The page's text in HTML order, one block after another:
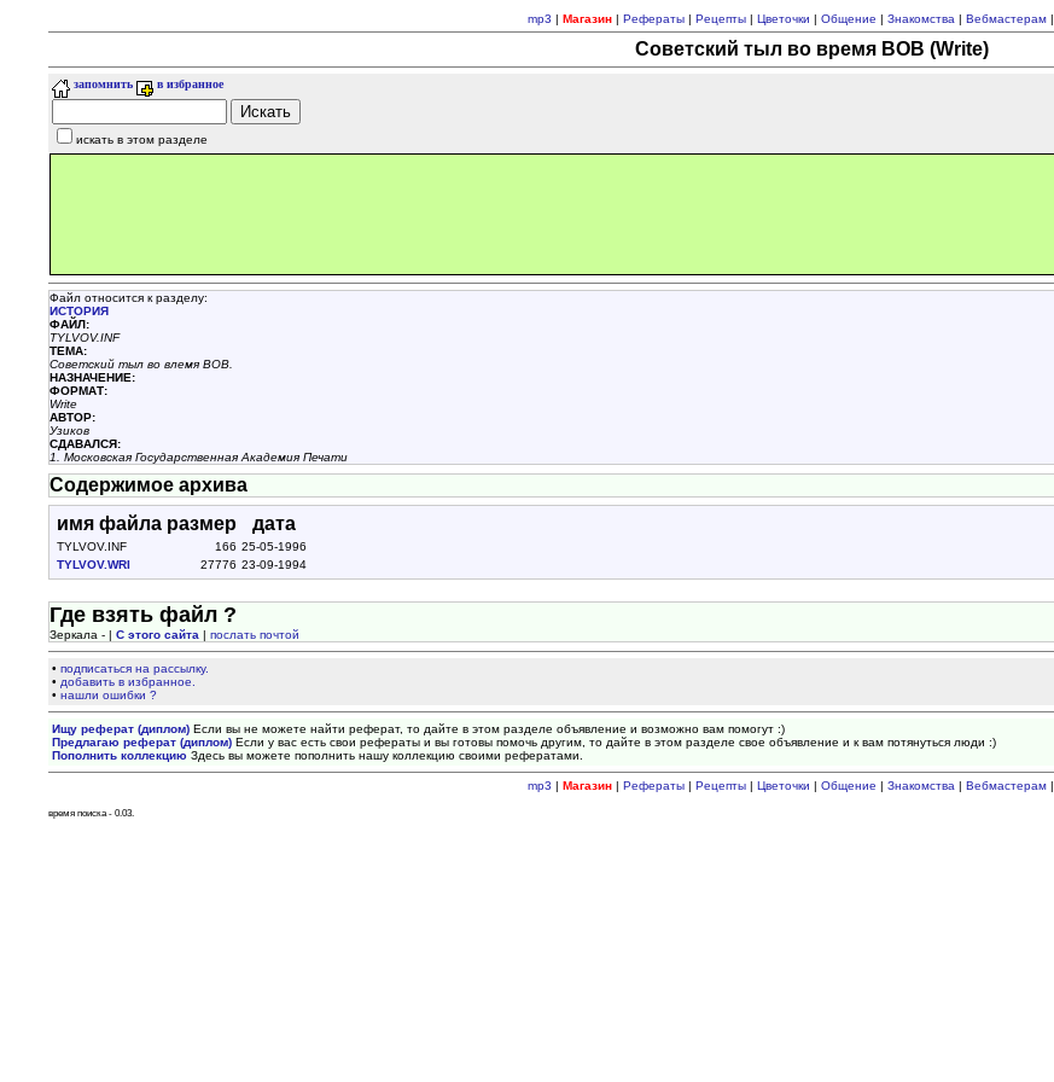
mp3 | Магазин| Рефераты| Рецепты| Цветочки | Общение | Знакомства | Вебмастерам|
Советский тыл во время ВОВ (Write)
запомнить в избранное
искать в этом разделе
Файл относится к разделу:
ИСТОРИЯ
ФАЙЛ:
TYLVOV.INF
ТЕМА:
Советский тыл во влемя ВОВ.
НАЗНАЧЕНИЕ:
ФОРМАТ:
Write
АВТОР:
Узиков
СДАВАЛСЯ:
1. Московская Государственная Академия Печати
Содержимое архива
имя файла размер дата
TYLVOV.INF 166 25-05-1996
TYLVOV.WRI
27776 23-09-1994
Где взять файл ?
Зеркала - |С этого сайта |послать почтой
•подписаться на рассылку.
• добавить в избранное.
•нашли ошибки ?
Ищу реферат (диплом) Если вы не можете найти реферат, то дайте в этом разделе объявление и возможно вам помогут :)
Предлагаю реферат (диплом) Если у вас есть свои рефераты и вы готовы помочь другим, то дайте в этом разделе свое объявление и к вам потянуться люди :)
Пополнить коллекцию Здесь вы можете пополнить нашу коллекцию своими рефератами.
mp3 | Магазин| Рефераты| Рецепты| Цветочки | Общение | Знакомства | Вебмастерам|
время поиска - 0.03.